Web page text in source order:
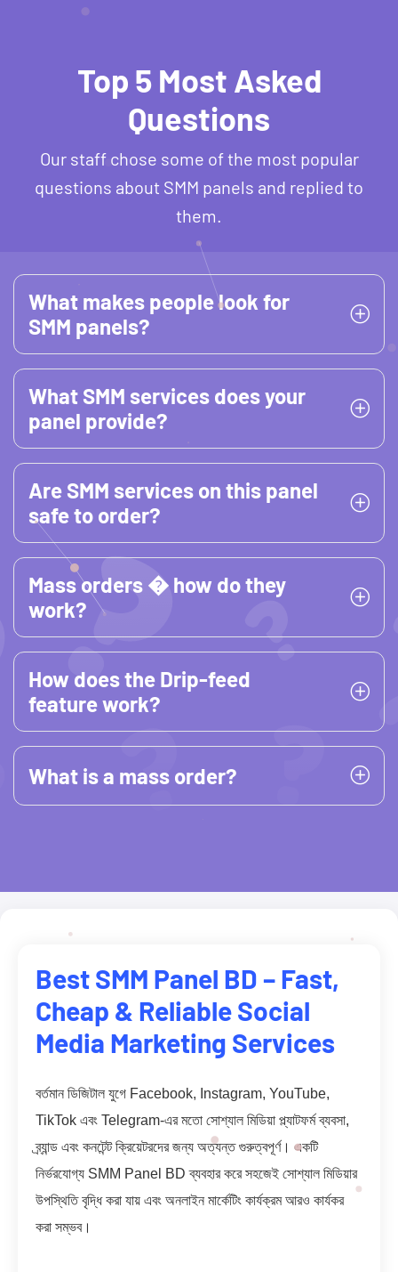
Top 5 Most Asked
Questions
Our staff chose some of the most popular
questions about SMM panels and replied to
them.
What makes people look for
SMM panels?
What SMM services does your
panel provide?
Are SMM services on this panel
safe to order?
Mass orders � how do they
work?
How does the Drip-feed
feature work?
What is a mass order?
Best SMM Panel BD – Fast,
Cheap & Reliable Social
Media Marketing Services
বর্তমান ডিজিটাল যুগে Facebook, Instagram, YouTube,
TikTok এবং Telegram-এর মতো সোশ্যাল মিডিয়া প্ল্যাটফর্ম ব্যবসা,
ব্র্যান্ড এবং কনটেন্ট ক্রিয়েটরদের জন্য অত্যন্ত গুরুত্বপূর্ণ। একটি
নির্ভরযোগ্য SMM Panel BD ব্যবহার করে সহজেই সোশ্যাল মিডিয়ার
উপস্থিতি বৃদ্ধি করা যায় এবং অনলাইন মার্কেটিং কার্যক্রম আরও কার্যকর
করা সম্ভব।